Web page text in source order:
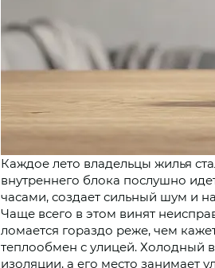
Каждое лето владельцы жилья
внутреннего блока послушно
часами, создает сильный шум и
Чаще всего в этом винят
ломается гораздо реже, чем
теплообмен с улицей. Холодный
изоляции, а его место занимает